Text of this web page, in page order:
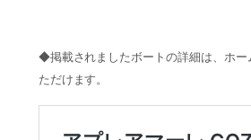
◆掲載されましたボートの詳細は、ホー
ただけます。